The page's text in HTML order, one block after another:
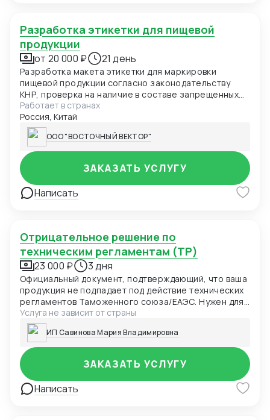
Разработка этикетки для пищевой
продукции
от 20 000 ₽ 21 день
Разработка макета этикетки для маркировки
пищевой продукции согласно законодательству
КНР, проверка на наличие в составе запрещенных
элементов
Работает в странах
Россия, Китай
ООО "ВОСТОЧНЫЙ ВЕКТОР"
Написать
ЗАКАЗАТЬ УСЛУГУ
Отрицательное решение по
техническим регламентам (ТР)
23 000 ₽ 3 дня
Официальный документ, подтверждающий, что ваша
продукция не подпадает под действие технических
регламентов Таможенного союза/ЕАЭС. Нужен для
таможни, маркетплейсов и проверяющих органов
как доказательство отсутствия необходимости
сертификации.
Услуга не зависит от страны
ИП Савинова Мария Владимировна
Написать
ЗАКАЗАТЬ УСЛУГУ